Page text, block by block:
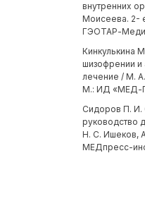
внутренних
Моисеева. 2-
ГЭОТАР-
Кинкулькина
шизофрении и
лечение / М.
М.: ИД «МЕД-
Сидоров П. И.
руководство
Н. С. Ишеков,
МЕДпресс-